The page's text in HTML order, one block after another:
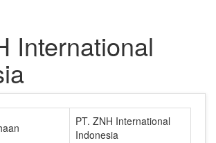
International
PT. ZNH International
Indonesia